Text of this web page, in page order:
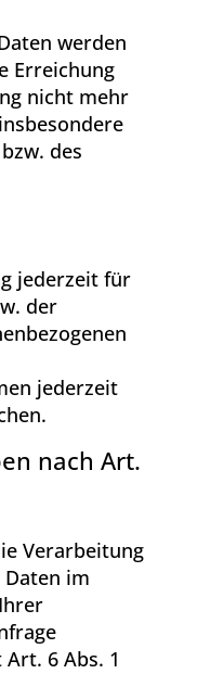
werden
Erreichung
nicht mehr
des
jederzeit für
der
jederzeit
nach Art.
Verarbeitung
im
6 Abs. 1